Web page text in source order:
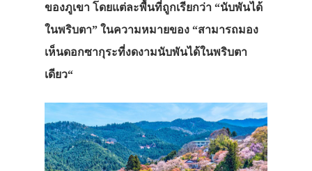
ของภูเขา โดยแต่ละพื้นที่ถูกเรียกว่า “นับพันได้
ในพริบตา” ในความหมายของ “สามารถมอง
เห็นดอกซากุระที่งดงามนับพันได้ในพริบตา
เดียว“